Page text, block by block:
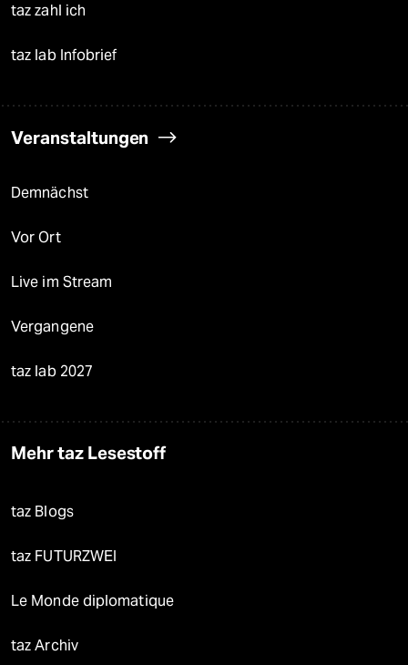
taz zahl ich
taz lab Infobrief
Veranstaltungen
Demnächst
Vor Ort
Live im Stream
Vergangene
taz lab 2027
Mehr taz Lesestoff
taz Blogs
taz FUTURZWEI
Le Monde diplomatique
taz Archiv